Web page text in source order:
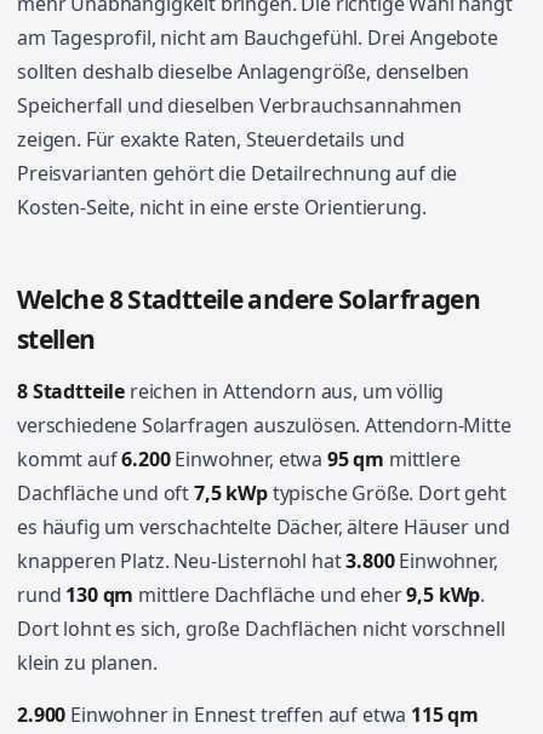
am Tagesprofil, nicht am Bauchgefühl. Drei Angebote
sollten deshalb dieselbe Anlagengröße, denselben
Speicherfall und dieselben Verbrauchsannahmen
zeigen. Für exakte Raten, Steuerdetails und
Preisvarianten gehört die Detailrechnung auf die
Kosten-Seite, nicht in eine erste Orientierung.
Welche 8 Stadtteile andere Solarfragen
stellen
8 Stadtteile reichen in Attendorn aus, um völlig
verschiedene Solarfragen auszulösen. Attendorn-Mitte
kommt auf6.200Einwohner, etwa 95 qm mittlere
Dachfläche und oft7,5 kWptypische Größe. Dort geht
es häufig um verschachtelte Dächer, ältere Häuser und
knapperen Platz. Neu-Listernohl hat3.800Einwohner,
rund 130 qm mittlere Dachfläche und eher9,5 kWp.
Dort lohnt es sich, große Dachflächen nicht vorschnell
klein zu planen.
2.900 Einwohner in Ennest treffen auf etwa 115 qm